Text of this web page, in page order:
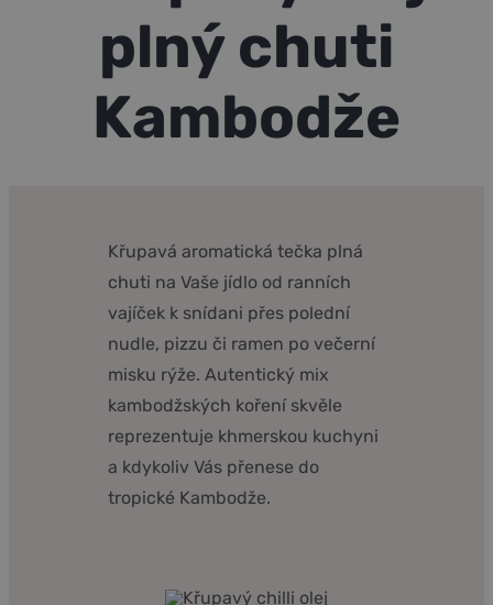
plný chuti
Kambodže
Křupavá aromatická tečka plná
chuti na Vaše jídlo od ranních
vajíček k snídani přes polední
nudle, pizzu či ramen po večerní
misku rýže. Autentický mix
kambodžských koření skvěle
reprezentuje khmerskou kuchyni
a kdykoliv Vás přenese do
tropické Kambodže.